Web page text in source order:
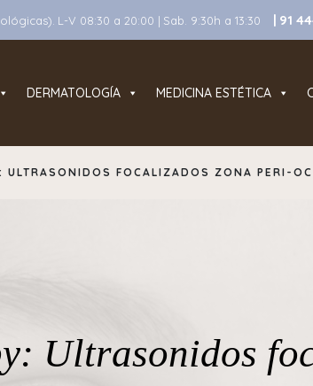
L-V 08:30 a 20:00 | Sab. 9:30h a 13:30 | 91
DERMATOLOGÍA MEDICINA ESTÉTICA
ULTRASONIDOS FOCALIZADOS ZONA PERI-
Ultrasonidos